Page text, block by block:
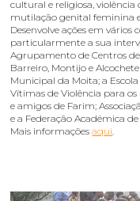
cultural e religiosa, violência
mutilação genital feminina e
Desenvolve ações em
particularmente a sua
Agrupamento de Centros
Barreiro, Montijo e
Municipal da Moita; a
Vítimas de Violência para
e amigos de Farim;
e a Federação Académica de
Mais informaçõesaqui